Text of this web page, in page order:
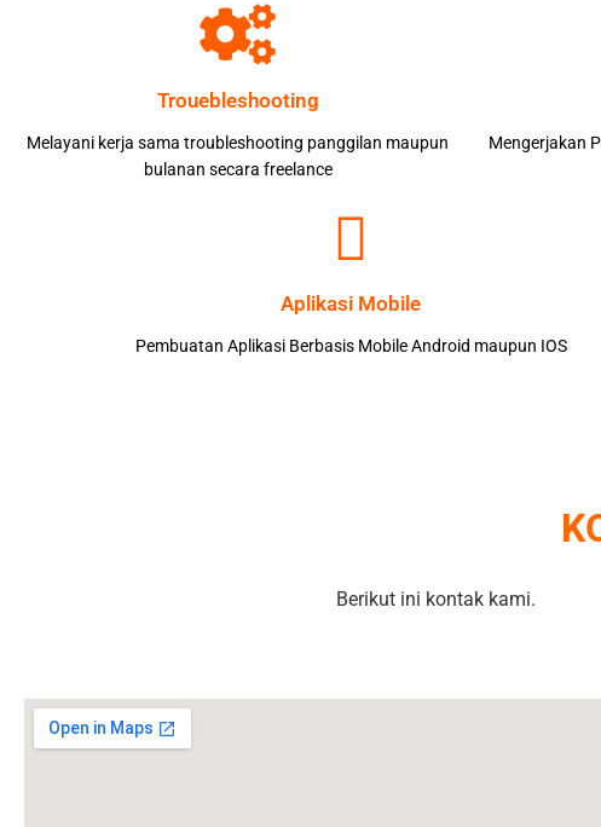
Trouebleshooting
Melayani kerja sama troubleshooting panggilan maupun
bulanan secara freelance
Mengerjakan
Aplikasi Mobile
Pembuatan Aplikasi Berbasis Mobile Android maupun IOS
Berikut ini kontak kami.